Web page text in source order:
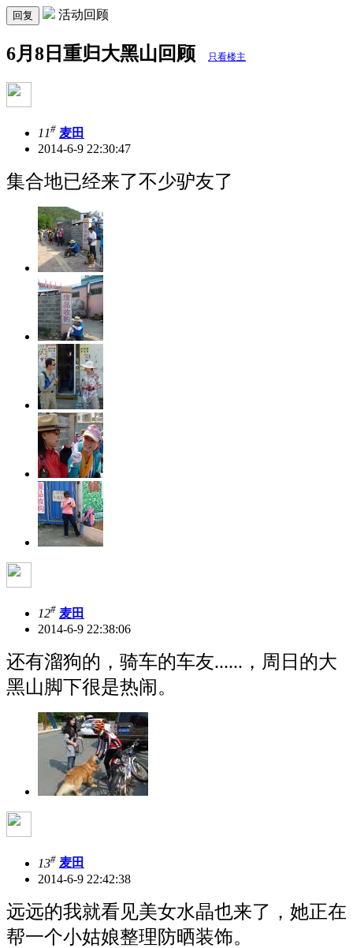
回复 活动回顾
6月8日重归大黑山回顾 只看楼主
11# 麦田
2014-6-9 22:30:47
集合地已经来了不少驴友了
12# 麦田
2014-6-9 22:38:06
还有溜狗的，骑车的车友......，周日的大
黑山脚下很是热闹。
13# 麦田
2014-6-9 22:42:38
远远的我就看见美女水晶也来了，她正在
帮一个小姑娘整理防晒装饰。